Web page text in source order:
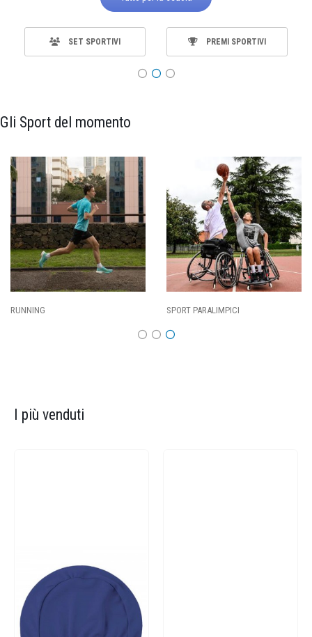
SET SPORTIVI PREMI SPORTIVI
Gli Sport del momento
SPORT PARALIMPICI
I più venduti